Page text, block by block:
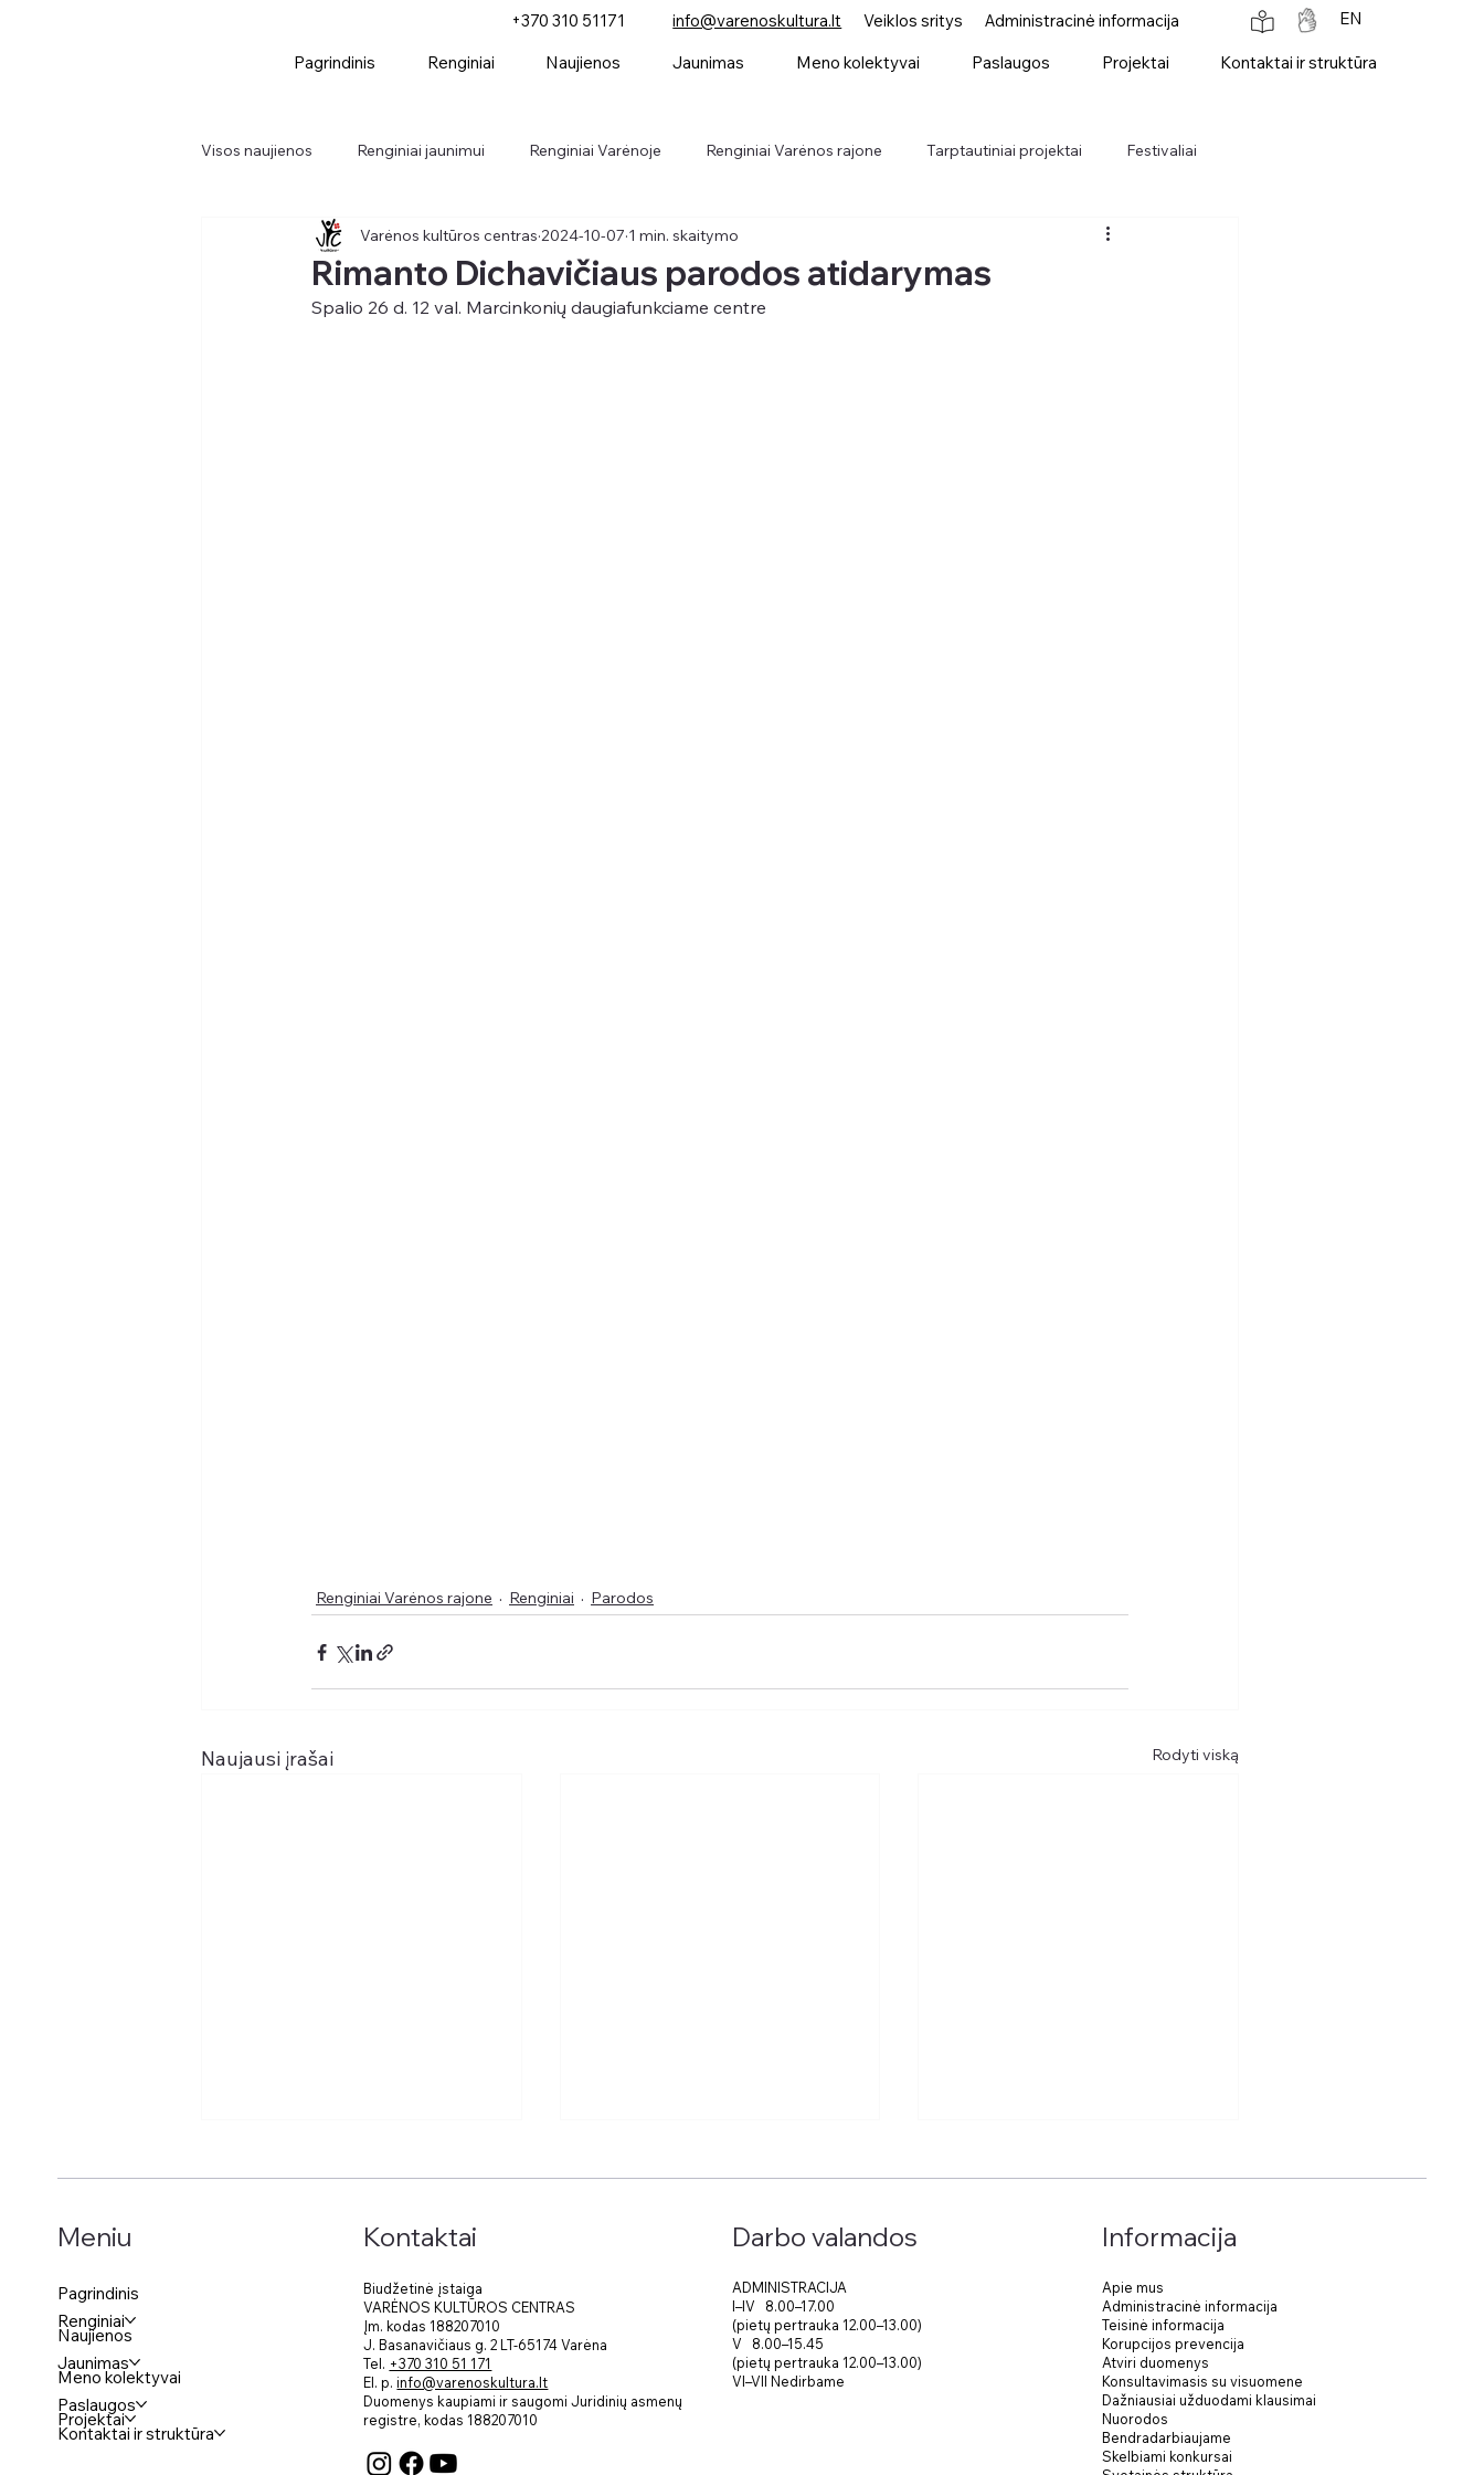
+370 310 51171 info@varenoskultura.lt Veiklos sritys Administracinė informacija EN
Pagrindinis Renginiai Naujienos Jaunimas Meno kolektyvai Paslaugos Projektai Kontaktai ir struktūra
Visos naujienos Renginiai jaunimui Renginiai Varėnoje Renginiai Varėnos rajone Tarptautiniai projektai Festivaliai
Didieji renginiai Renginiai Parodos Konkursai Naujienos
Rimanto Dichavičiaus parodos atidarymas
Varėnos kultūros centras 2024-10-07 1 min. skaitymo
Spalio 26 d. 12 val. Marcinkonių daugiafunkciame centre
Renginiai Varėnos rajone Renginiai Parodos
Naujausi įrašai Rodyti viską
Keliaujanti prakartėlių
Paroda keičia parodą
Parodos KELIAS. LAIKAS
Meniu
Pagrindinis
Renginiai
Naujienos
Jaunimas
Meno kolektyvai
Paslaugos
Projektai
Kontaktai ir struktūra
Kontaktai
Biudžetinė įstaiga
VARĖNOS KULTŪROS CENTRAS
Įm. kodas 188207010
J. Basanavičiaus g. 2 LT-65174 Varėna
Tel. +370 310 51 171
El. p.info@varenoskultura.lt
Duomenys kaupiami ir saugomi Juridinių asmenų
registre, kodas 188207010
Darbo valandos
ADMINISTRACIJA
I–IV 8.00–17.00
(pietų pertrauka 12.00–13.00)
V 8.00–15.45
(pietų pertrauka 12.00–13.00)
VI–VII Nedirbame
Informacija
Apie mus
Administracinė informacija
Teisinė informacija
Korupcijos prevencija
Atviri duomenys
Konsultavimasis su visuomene
Dažniausiai užduodami klausimai
Nuorodos
Bendradarbiaujame
Skelbiami konkursai